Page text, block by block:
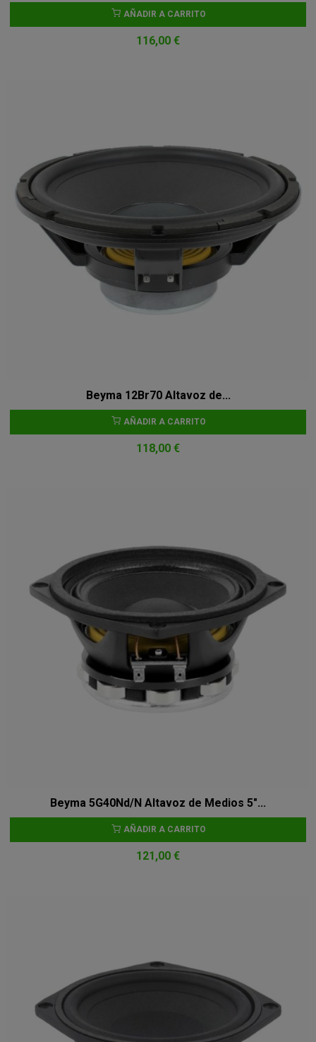
AÑADIR A CARRITO
116,00 €
Beyma 12Br70 Altavoz de...
AÑADIR A CARRITO
118,00 €
Beyma 5G40Nd/N Altavoz de Medios 5"...
AÑADIR A CARRITO
121,00 €